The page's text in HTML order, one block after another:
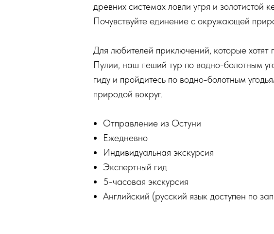
древних системах ловли угря и
Почувствуйте единение с окружающей
Для любителей приключений, которые хотят
Пулии, наш пеший тур по водно-болотным
гиду и пройдитесь по водно-болотным
природой вокруг.
Отправление из Остуни
Ежедневно
Индивидуальная экскурсия
Экспертный гид
5-часовая экскурсия
Английский (русский язык доступен по